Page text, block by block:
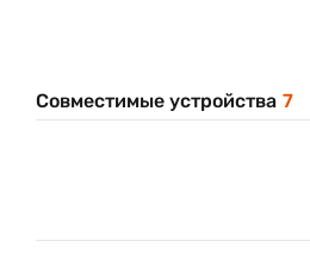
Совместимые устройства 7